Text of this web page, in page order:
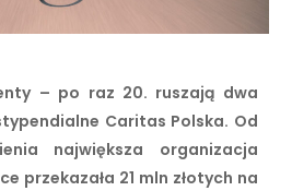
– po raz 20. ruszają dwa
Caritas Polska. Od
największa organizacja
przekazała 21 mln złotych na